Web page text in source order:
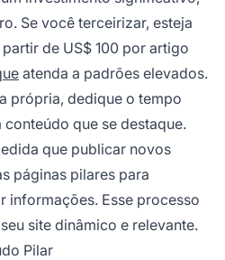
Se você terceirizar, esteja
de US$ 100 por artigo
atenda a padrões elevados.
própria, dedique o tempo
que se destaque.
que publicar novos
páginas pilares para
informações. Esse processo
site dinâmico e relevante.
Pilar